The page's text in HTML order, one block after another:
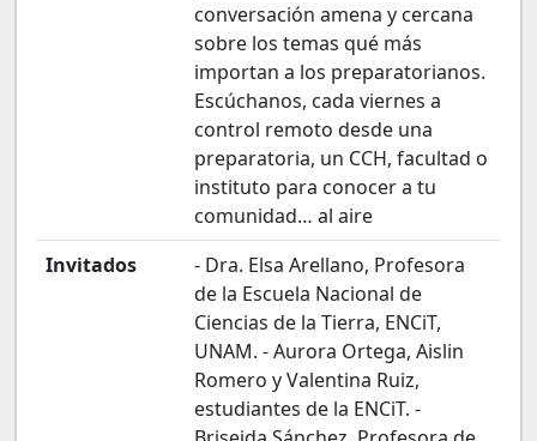
conversación amena y cercana
sobre los temas qué más
importan a los preparatorianos.
Escúchanos, cada viernes a
control remoto desde una
preparatoria, un CCH, facultad o
instituto para conocer a tu
comunidad… al aire
Invitados
- Dra. Elsa Arellano, Profesora
de la Escuela Nacional de
Ciencias de la Tierra, ENCiT,
UNAM. - Aurora Ortega, Aislin
Romero y Valentina Ruiz,
estudiantes de la ENCiT. -